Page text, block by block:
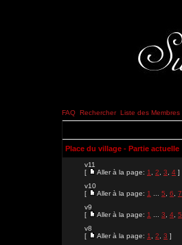
FAQ Rechercher Liste des Membres
Place du village - Partie actuelle
v11
[
Aller à la page: 1 2 3 4 ]
v10
[
Aller à la page: 1 5 6 7
v9
[
Aller à la page: 1 3 4 5
v8
[
Aller à la page: 1 2 3 ]